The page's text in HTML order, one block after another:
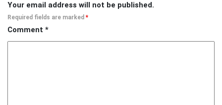
Your email address will not be published.
Required fields are marked *
Comment *